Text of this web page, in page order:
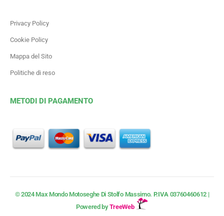
Privacy Policy
Cookie Policy
Mappa del Sito
Politiche di reso
METODI DI PAGAMENTO
© 2024 Max Mondo Motoseghe Di Stolfo Massimo. P.IVA 03760460612 |
Powered byTreeWeb